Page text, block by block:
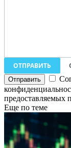
ОТПРАВИТЬ
предоставляемых
Еще по теме